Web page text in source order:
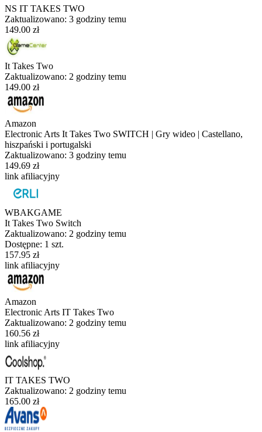
NS IT TAKES TWO
Zaktualizowano: 3 godziny temu
149.00 zł
It Takes Two
Zaktualizowano: 2 godziny temu
149.00 zł
Amazon
Electronic Arts It Takes Two SWITCH | Gry wideo | Castellano,
hiszpański i portugalski
Zaktualizowano: 3 godziny temu
149.69 zł
link afiliacyjny
WBAKGAME
It Takes Two Switch
Zaktualizowano: 2 godziny temu
Dostępne: 1 szt.
157.95 zł
link afiliacyjny
Amazon
Electronic Arts IT Takes Two
Zaktualizowano: 2 godziny temu
160.56 zł
link afiliacyjny
IT TAKES TWO
Zaktualizowano: 2 godziny temu
165.00 zł